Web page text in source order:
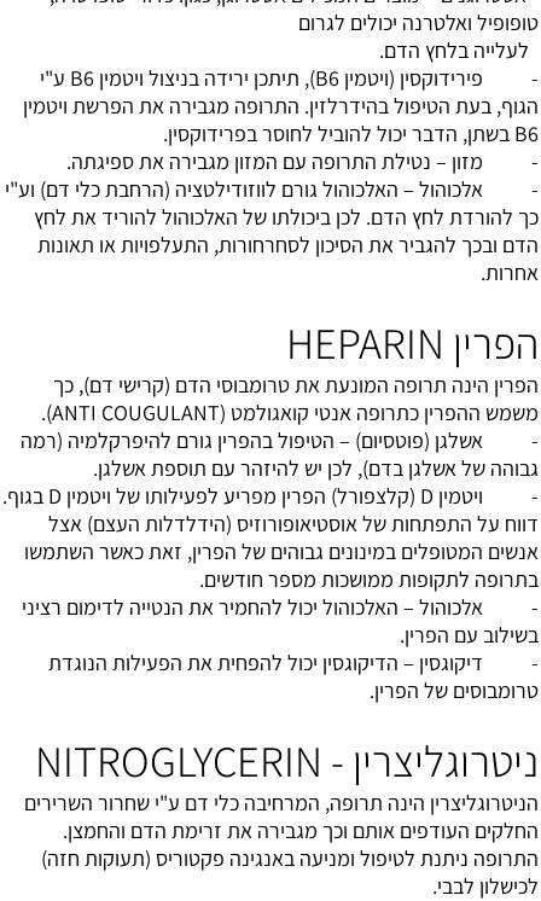
טופופיל ואלטרנה יכולים לגרום
לעלייה בלחץ הדם.
- פירידוקסין (ויטמין B6), תיתכן ירידה בניצול ויטמין B6 ע"י
הגוף, בעת הטיפול בהידרלזין. התרופה מגבירה את הפרשת ויטמין
B6 בשתן, הדבר יכול להוביל לחוסר בפרידוקסין.
- מזון – נטילת התרופה עם המזון מגבירה את ספיגתה.
- אלכוהול – האלכוהול גורם לווזודילטציה (הרחבת כלי דם) וע"י
כך להורדת לחץ הדם. לכן ביכולתו של האלכוהול להוריד את לחץ
הדם ובכך להגביר את הסיכון לסחרחורות, התעלפויות או תאונות
אחרות.
הפרין HEPARIN
הפרין הינה תרופה המונעת את טרומבוסי הדם (קרישי דם), כך
משמש ההפרין כתרופה אנטי קואגולמט (ANTI COUGULANT).
- אשלגן (פוטסיום) – הטיפול בהפרין גורם להיפרקלמיה (רמה
גבוהה של אשלגן בדם), לכן יש להיזהר עם תוספת אשלגן.
- ויטמין D (קלצפורל) הפרין מפריע לפעילותו של ויטמין D בגוף.
דווח על התפתחות של אוסטיאופורוזיס (הידלדלות העצם) אצל
אנשים המטופלים במינונים גבוהים של הפרין, זאת כאשר השתמשו
בתרופה לתקופות ממושכות מספר חודשים.
- אלכוהול – האלכוהול יכול להחמיר את הנטייה לדימום רציני
בשילוב עם הפרין.
- דיקוגסין – הדיקוגסין יכול להפחית את הפעילות הנוגדת
טרומבוסים של הפרין.
ניטרוגליצרין - NITROGLYCERIN
הניטרוגליצרין הינה תרופה, המרחיבה כלי דם ע"י שחרור השרירים
החלקים העודפים אותם וכך מגבירה את זרימת הדם והחמצן.
התרופה ניתנת לטיפול ומניעה באנגינה פקטוריס (תעוקות חזה)
לכישלון לבבי.